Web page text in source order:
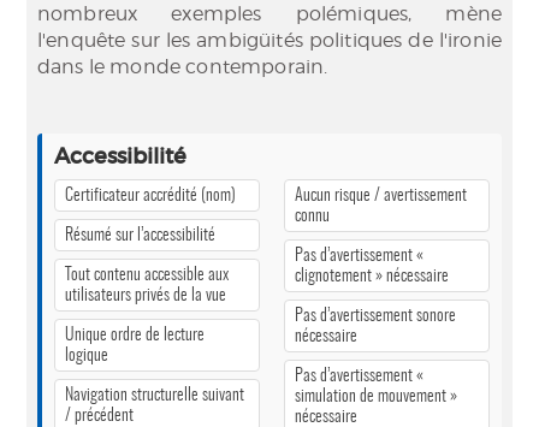
nombreux exemples polémiques, mène
l'enquête sur les ambigüités politiques de l'ironie
dans le monde contemporain.
Accessibilité
Certificateur accrédité (nom)
Résumé sur l’accessibilité
Tout contenu accessible aux
utilisateurs privés de la vue
Unique ordre de lecture
logique
Navigation structurelle suivant
/ précédent
Aucun risque / avertissement
connu
Pas d’avertissement «
clignotement » nécessaire
Pas d’avertissement sonore
nécessaire
Pas d’avertissement «
simulation de mouvement »
nécessaire